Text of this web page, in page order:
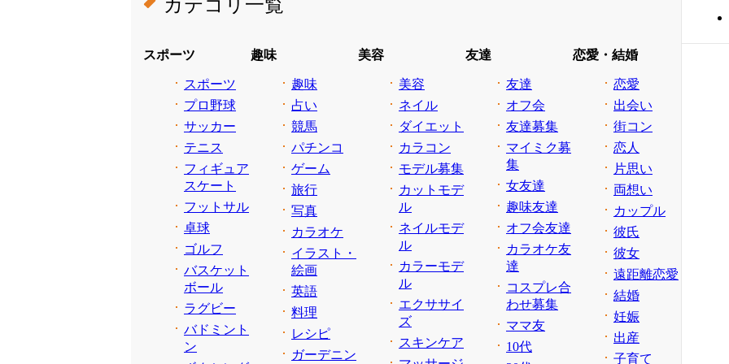
カテゴリ一覧
スポーツ
スポーツ
プロ野球
サッカー
テニス
フィギュア
スケート
フットサル
卓球
ゴルフ
バスケット
ボール
ラグビー
バドミント
ン
趣味
趣味
占い
競馬
パチンコ
ゲーム
旅行
写真
カラオケ
イラスト・
絵画
英語
料理
レシピ
ガーデニン
美容
美容
ネイル
ダイエット
カラコン
モデル募集
カットモデ
ル
ネイルモデ
ル
カラーモデ
ル
エクササイ
ズ
スキンケア
友達
友達
オフ会
友達募集
マイミク募
集
女友達
趣味友達
オフ会友達
カラオケ友
達
コスプレ合
わせ募集
ママ友
10代
恋愛・結婚
恋愛
出会い
街コン
恋人
片思い
両想い
カップル
彼氏
彼女
遠距離恋愛
結婚
妊娠
出産
子育て